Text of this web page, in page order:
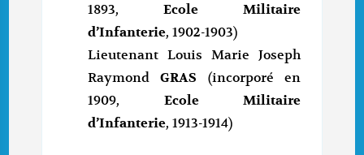
1893, Ecole Militaire
d’Infanterie, 1902-1903)
Lieutenant Louis Marie Joseph
RaymondGRAS (incorporé en
1909, Ecole Militaire
d’Infanterie, 1913-1914)